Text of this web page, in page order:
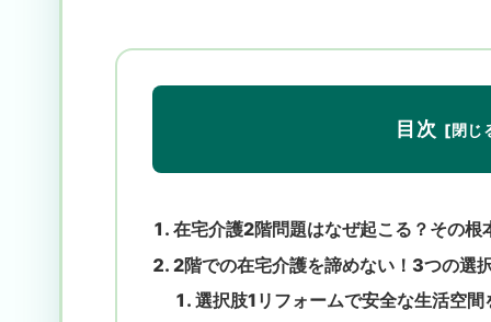
目次
在宅介護2階問題はなぜ起こる？その根
2階での在宅介護を諦めない！3つの選
選択肢1リフォームで安全な生活空間